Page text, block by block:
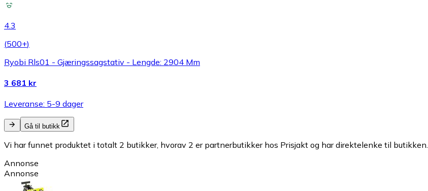
4.3
(500+)
Ryobi Rls01 - Gjæringssagstativ - Lengde: 2904 Mm
3 681 kr
Leveranse: 5-9 dager
Gå til butikk
Vi har funnet produktet i totalt 2 butikker, hvorav 2 er partnerbutikker hos Prisjakt og har direktelenke til butikken.
Annonse
Annonse